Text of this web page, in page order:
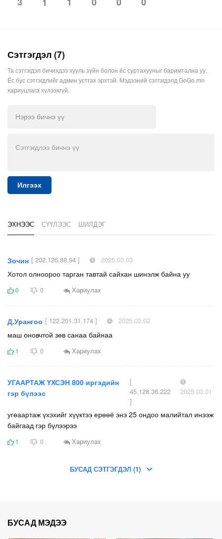
Сэтгэгдэл (7)
Та сэтгэгдэл бичихдээ хууль зүйн болон ёс суртахууныг баримтална уу.
Ёс бус сэтгэгдлийг админ устгах эрхтэй. Мэдээний сэтгэгдэлд GoGo.mn
хариуцлага хүлээхгүй.
Илгээх
ЭХНЭЭС СҮҮЛЭЭС ШИЛДЭГ
Зочин [ 202.126.88.94 ] 2025.03.03
Хотол олноороо тарган тавтай сайхан шинэлж байна уу
0 0 Хариулах
Д.Урангоо [ 122.201.31.174 ] 2025.03.02
маш оновчтой зөв санаа байнаа
1 0 Хариулах
УГААРТАЖ ҮХСЭН 800 иргэдийн
гэр бүлээс
[
45.128.36.222
]
2025.03.01
угөаартаж үхэхийг хүүктээ ерөөё энэ 25 ондоо малийтал инээж
байгаад гэр бүлээрээ
1 0 Хариулах
БУСАД СЭТГЭГДЭЛ (1)
БУСАД МЭДЭЭ